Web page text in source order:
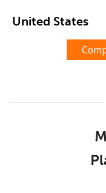
Mínimo 8 caracteres
Una letra
Mantente en
United States